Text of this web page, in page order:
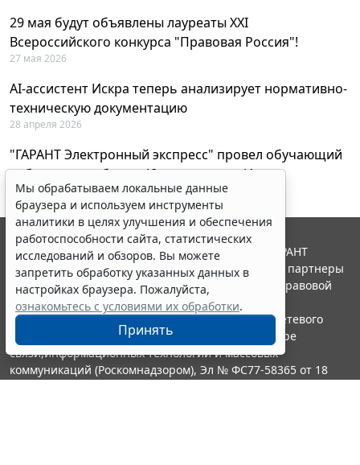
29 мая будут объявлены лауреаты XXI
Всероссийского конкурса "Правовая Россия"!
27 мая 2026
AI-ассистент Искра теперь анализирует нормативно-
техническую документацию
28 апреля 2026
"ГАРАНТ Электронный экспресс" провел обучающий
вебинар по работе с AI-ассистентом Искра
23 апреля 2026
Мы обрабатываем локальные данные
браузера и используем инструменты
аналитики в целях улучшения и обеспечения
работоспособности сайта, статистических
исследований и обзоров. Вы можете
запретить обработку указанных данных в
настройках браузера. Пожалуйста,
ознакомьтесь с условиями их обработки.
Принять
© ООО "НПП "ГАРАНТ-СЕРВИС", 2026. Система ГАРАНТ
выпускается с 1990 года. Компания "Гарант" и ее партнеры
являются участниками Российской ассоциации правовой
информации ГАРАНТ.
Портал ГАРАНТ.РУ зарегистрирован в качестве сетевого
издания Федеральной службой по надзору в сфере
связи,информационных технологий и массовых
коммуникаций (Роскомнадзором), Эл № ФС77-58365 от 18